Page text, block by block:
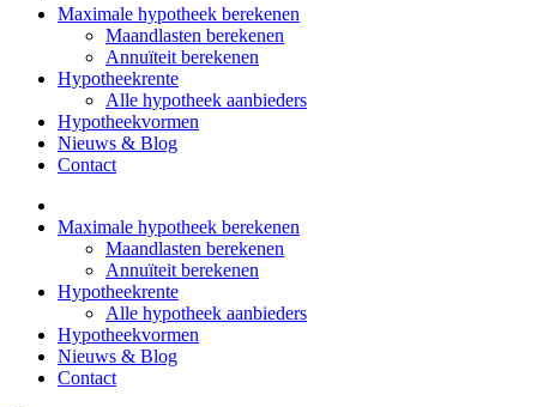
Maximale hypotheek berekenen
Maandlasten berekenen
Annuïteit berekenen
Hypotheekrente
Alle hypotheek aanbieders
Hypotheekvormen
Nieuws & Blog
Contact
Maximale hypotheek berekenen
Maandlasten berekenen
Annuïteit berekenen
Hypotheekrente
Alle hypotheek aanbieders
Hypotheekvormen
Nieuws & Blog
Contact